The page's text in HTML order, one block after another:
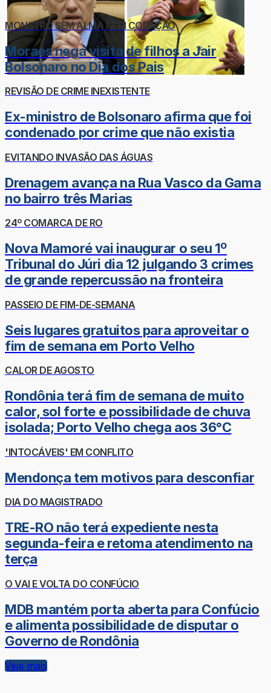
MONSTRO SEM ALMA NEM CORAÇÃO
Moraes nega visita de filhos a Jair
Bolsonaro no Dia dos Pais
REVISÃO DE CRIME INEXISTENTE
Ex-ministro de Bolsonaro afirma que foi
condenado por crime que não existia
EVITANDO INVASÃO DAS ÁGUAS
Drenagem avança na Rua Vasco da Gama
no bairro três Marias
24º COMARCA DE RO
Nova Mamoré vai inaugurar o seu 1º
Tribunal do Júri dia 12 julgando 3 crimes
de grande repercussão na fronteira
PASSEIO DE FIM-DE-SEMANA
Seis lugares gratuitos para aproveitar o
fim de semana em Porto Velho
CALOR DE AGOSTO
Rondônia terá fim de semana de muito
calor, sol forte e possibilidade de chuva
isolada; Porto Velho chega aos 36°C
'INTOCÁVEIS' EM CONFLITO
Mendonça tem motivos para desconfiar
DIA DO MAGISTRADO
TRE-RO não terá expediente nesta
segunda-feira e retoma atendimento na
terça
O VAI E VOLTA DO CONFÚCIO
MDB mantém porta aberta para Confúcio
e alimenta possibilidade de disputar o
Governo de Rondônia
Veja mais